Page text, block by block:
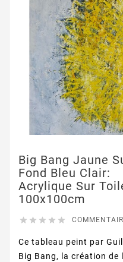
Big Bang Jaune
Fond Bleu Clair:
Acrylique Sur
100x100cm
    
Ce tableau peint par
Big Bang, la création de